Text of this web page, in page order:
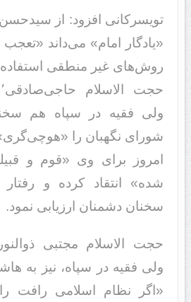
تویسرکانی افزود: از
«یادگار امام» می‌داند
روش‌های غیر منطقی
ولی فقیه در سپاه هم
شورای نگهبان را «هوچی‌گری»
امروز برای وی «قوم و
شده» انتقاد کرده و
سخنان دشمنان ارزیابی نمود.
ولی فقیه در سپاه، نیز به
«اگر نظام اسلامی رافت را